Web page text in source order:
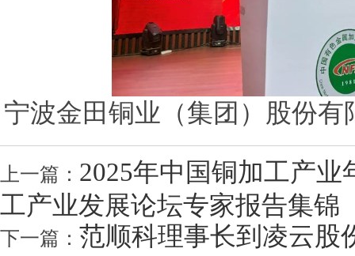
宁波金田铜业（集团）股份
上一篇： 2025年中国铜加工产
工产业发展论坛专家报告集锦
下一篇： 范顺科理事长到凌云股